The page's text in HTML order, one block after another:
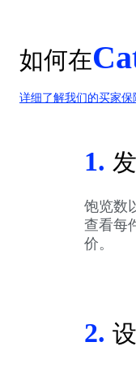
如何在
详细了解我们的买家保
1.
饱览数
查看每
价。
2.